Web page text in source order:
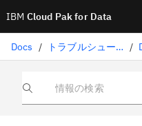
IBM Cloud Pak for Data
Docs / トラブルシューティング /
情報の検索